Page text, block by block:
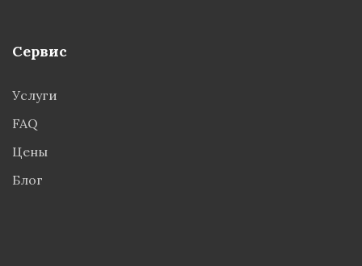
Сервис
Услуги
FAQ
Цены
Блог